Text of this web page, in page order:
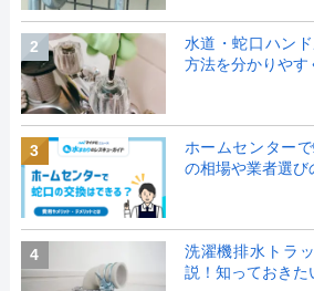
2
水道・蛇口ハン
方法を分かりやす
3
ホームセンター
の相場や業者選び
4
洗濯機排水トラ
説！知っておきた